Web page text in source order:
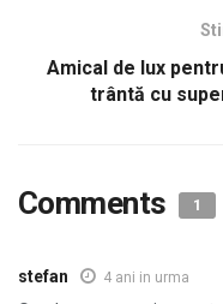
Amical de lux
trântă cu
Comments 1
stefan 4 ani in urma